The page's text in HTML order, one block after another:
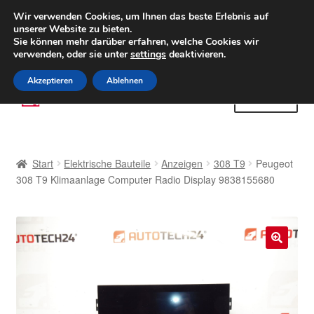
LIEFERUNG ab 6 EUR
Weltweiter Versand
(800) 500 564Mo-Fr 9-16 Uhr
Zur
Navigation
Zum
Inhalt
AGB
Beschwerdeordnung
Datenschutz-Bestimmungen
Start Elektrische Bauteile Anzeigen 308 T9
Peugeot
308 T9 Klimaanlage Computer Radio Display 9838155680
Wir verwenden Cookies, um Ihnen das beste Erlebnis auf
unserer Website zu bieten.
Sie können mehr darüber erfahren, welche Cookies wir
verwenden, oder sie untersettings deaktivieren.
Akzeptieren Ablehnen